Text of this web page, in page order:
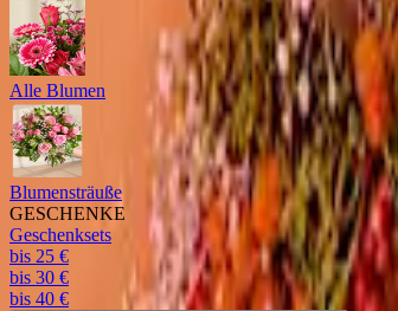
Alle Blumen
Blumensträuße
GESCHENKE
Geschenksets
bis 25 €
bis 30 €
bis 40 €